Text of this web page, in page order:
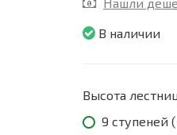
В наличии
Высота
9 ступеней